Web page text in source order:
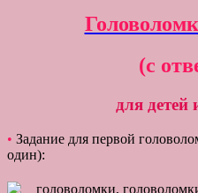
(с
для детей
• Задание для первой
один):